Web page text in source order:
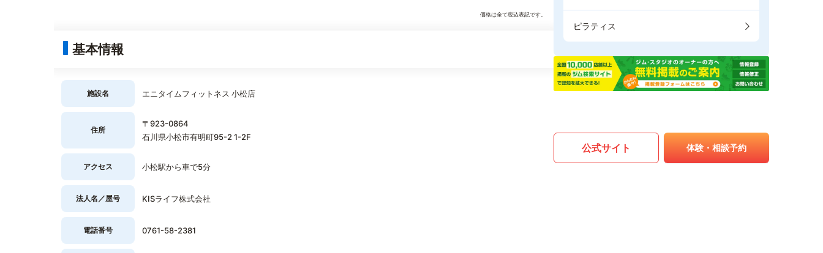
価格は全て税込表記です。
基本情報
施設名 エニタイムフィットネス 小松店
住所
〒923-0864
石川県小松市有明町95-2 1-2F
アクセス 小松駅から車で5分
法人名／屋号 KISライフ株式会社
電話番号 0761-58-2381
ピラティス
公式サイト 体験・相談予約